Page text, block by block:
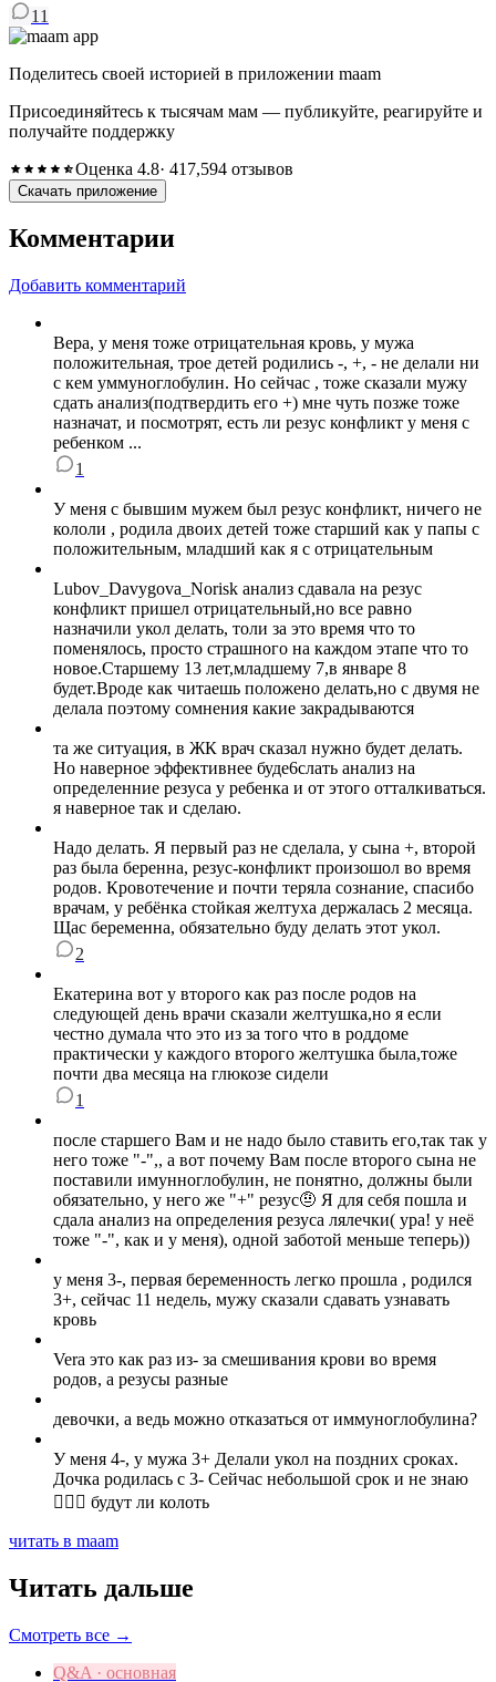
11
Поделитесь своей историей в приложении maam
Присоединяйтесь к тысячам мам — публикуйте, реагируйте и
получайте поддержку
Оценка 4.8· 417,594 отзывов
Скачать приложение
Комментарии
Добавить комментарий
Вера, у меня тоже отрицательная кровь, у мужа
положительная, трое детей родились -, +, - не делали ни
с кем уммуноглобулин. Но сейчас , тоже сказали мужу
сдать анализ(подтвердить его +) мне чуть позже тоже
назначат, и посмотрят, есть ли резус конфликт у меня с
ребенком ...
1
У меня с бывшим мужем был резус конфликт, ничего не
кололи , родила двоих детей тоже старший как у папы с
положительным, младший как я с отрицательным
Lubov_Davygova_Norisk анализ сдавала на резус
конфликт пришел отрицательный,но все равно
назначили укол делать, толи за это время что то
поменялось, просто страшного на каждом этапе что то
новое.Старшему 13 лет,младшему 7,в январе 8
будет.Вроде как читаешь положено делать,но с двумя не
делала поэтому сомнения какие закрадываются
та же ситуация, в ЖК врач сказал нужно будет делать.
Но наверное эффективнее буде6слать анализ на
определенние резуса у ребенка и от этого отталкиваться.
я наверное так и сделаю.
Надо делать. Я первый раз не сделала, у сына +, второй
раз была беренна, резус-конфликт произошол во время
родов. Кровотечение и почти теряла сознание, спасибо
врачам, у ребёнка стойкая желтуха держалась 2 месяца.
Щас беременна, обязательно буду делать этот укол.
2
Екатерина вот у второго как раз после родов на
следующей день врачи сказали желтушка,но я если
честно думала что это из за того что в роддоме
практически у каждого второго желтушка была,тоже
почти два месяца на глюкозе сидели
1
после старшего Вам и не надо было ставить его,так так у
него тоже "-",, а вот почему Вам после второго сына не
поставили имунноглобулин, не понятно, должны были
обязательно, у него же "+" резус🤨 Я для себя пошла и
сдала анализ на определения резуса лялечки( ура! у неё
тоже "-", как и у меня), одной заботой меньше теперь))
у меня 3-, первая беременность легко прошла , родился
3+, сейчас 11 недель, мужу сказали сдавать узнавать
кровь
Vera это как раз из- за смешивания крови во время
родов, а резусы разные
девочки, а ведь можно отказаться от иммуноглобулина?
У меня 4-, у мужа 3+ Делали укол на поздних сроках.
Дочка родилась с 3- Сейчас небольшой срок и не знаю
🤷🏻‍♀️ будут ли колоть
читать в maam
Читать дальше
Смотреть все →
Q&A · основная